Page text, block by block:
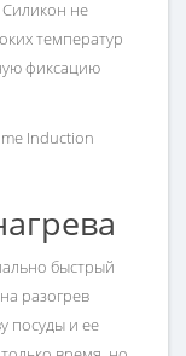
не
температур
фиксацию
быстрый
разогрев
посуды и ее